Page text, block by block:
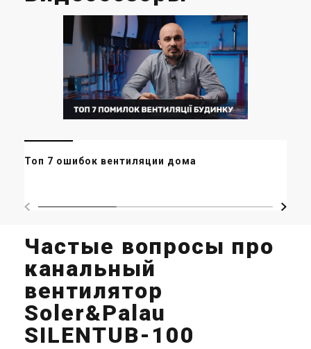
Топ 7 ошибок вентиляции дома
Частые вопросы про
канальный
вентилятор
Soler&Palau
SILENTUB-100